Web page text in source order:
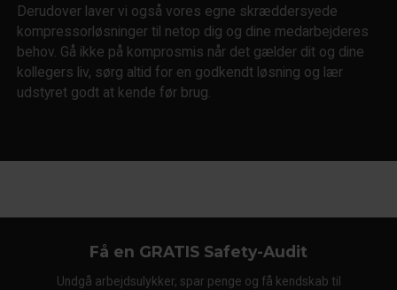
Derudover laver vi også vores egne skræddersyede
kompressorløsninger til netop dig og dine medarbejderes
behov. Gå ikke på komprosmis når det gælder dit og dine
kollegers liv, sørg altid for en godkendt løsning og lær
udstyret godt at kende før brug.
Få en GRATIS Safety-Audit
Undgå arbejdsulykker, spar penge og få kendskab til